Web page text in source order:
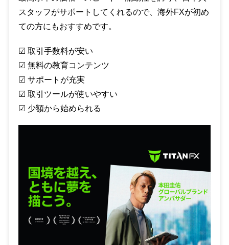
スタッフがサポートしてくれるので、海外FXが初め
ての方にもおすすめです。
☑︎ 取引手数料が安い
☑︎ 無料の教育コンテンツ
☑︎ サポートが充実
☑︎ 取引ツールが使いやすい
☑︎ 少額から始められる